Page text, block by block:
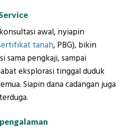
awal, nyiapin
tanah, PBG), bikin
sama pengkaji, sampai
eksplorasi tinggal duduk
Siapin dana cadangan juga